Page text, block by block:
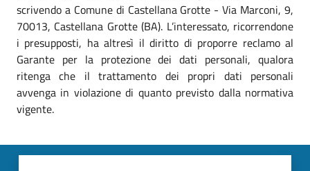
scrivendo a Comune di Castellana Grotte - Via Marconi, 9,
70013, Castellana Grotte (BA). L’interessato, ricorrendone
i presupposti, ha altresì il diritto di proporre reclamo al
Garante per la protezione dei dati personali, qualora
ritenga che il trattamento dei propri dati personali
avvenga in violazione di quanto previsto dalla normativa
vigente.